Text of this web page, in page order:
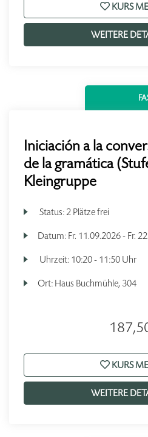
KURS
WEITERE
Iniciación a la
de la gramática
Kleingruppe
Status:2 Plätze frei
Datum: Fr. 11.09.2026 - Fr.
Uhrzeit: 10:20 - 11:50 Uhr
Ort: Haus Buchmühle, 304
KURS
WEITERE